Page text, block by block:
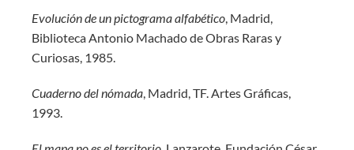
Evolución de un pictograma alfabético , Madrid,
Biblioteca Antonio Machado de Obras Raras y
Curiosas, 1985.
Cuaderno del nómada , Madrid, TF. Artes Gráficas,
1993.